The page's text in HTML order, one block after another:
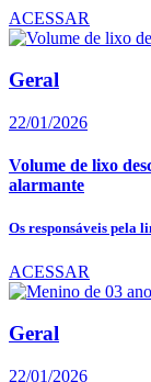
ACESSAR
Geral
22/01/2026
Volume de lixo
alarmante
Os responsáveis pela
ACESSAR
Geral
22/01/2026